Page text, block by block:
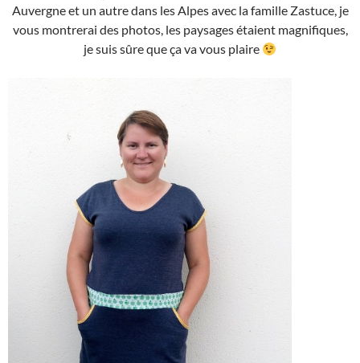
Auvergne et un autre dans les Alpes avec la famille Zastuce, je
vous montrerai des photos, les paysages étaient magnifiques,
je suis sûre que ça va vous plaire